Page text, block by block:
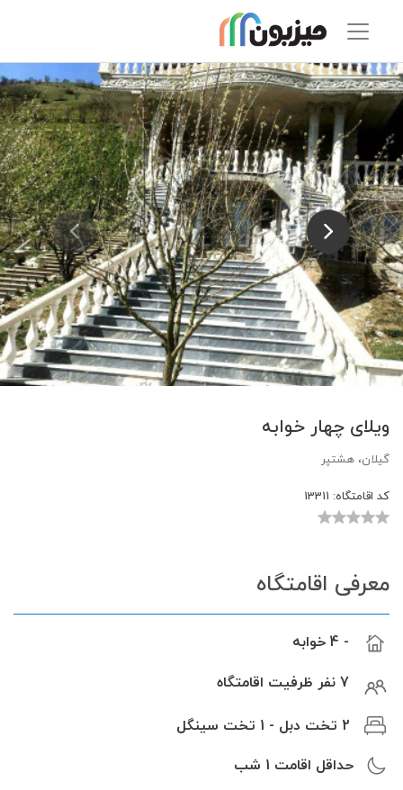
ویلای چهار خوابه
گیلان، هشتپر
کد اقامتگاه:
معرفی اقامتگاه
- 4 خوابه
7 نفر ظرفیت اقامتگاه
2 تخت دبل - 1 تخت سینگل
حداقل اقامت 1 شب